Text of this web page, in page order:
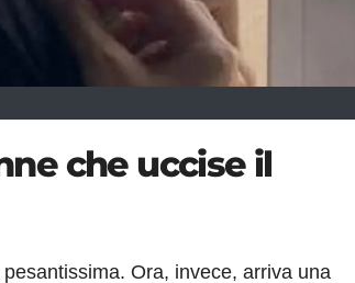
che uccise il
Ora, invece, arriva una